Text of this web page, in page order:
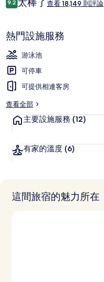
是
論
9.29.2 分，滿分 10 分，
太棒了查看 18,149 則評論
熱門設施服務
游泳池
可停車
可提供相連客房
查看全部
主要設施服務 (12)
有家的溫度 (6)
這間旅宿的魅力所在